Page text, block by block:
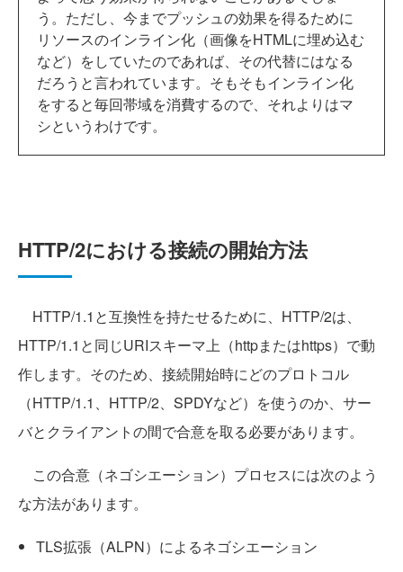
う。ただし、今までプッシュの効果を得るために
リソースのインライン化（画像をHTMLに埋め込む
など）をしていたのであれば、その代替にはなる
だろうと言われています。そもそもインライン化
をすると毎回帯域を消費するので、それよりはマ
シというわけです。
HTTP/2における接続の開始方法
HTTP/1.1と互換性を持たせるために、HTTP/2は、
HTTP/1.1と同じURIスキーマ上（httpまたはhttps）で動
作します。そのため、接続開始時にどのプロトコル
（HTTP/1.1、HTTP/2、SPDYなど）を使うのか、サー
バとクライアントの間で合意を取る必要があります。
この合意（ネゴシエーション）プロセスには次のよう
な方法があります。
TLS拡張（ALPN）によるネゴシエーション